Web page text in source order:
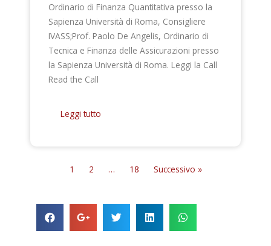
Ordinario di Finanza Quantitativa presso la
Sapienza Università di Roma, Consigliere
IVASS;Prof. Paolo De Angelis, Ordinario di
Tecnica e Finanza delle Assicurazioni presso
la Sapienza Università di Roma. Leggi la Call
Read the Call
Leggi tutto
1 2 … 18 Successivo »